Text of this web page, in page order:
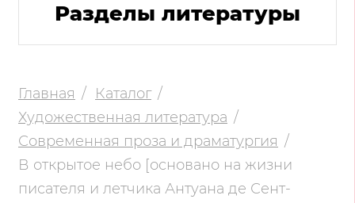
Разделы литературы
Главная
Каталог
Художественная литература
Современная проза и драматургия
В открытое небо [основано на жизни
писателя и летчика Антуана де Сент-